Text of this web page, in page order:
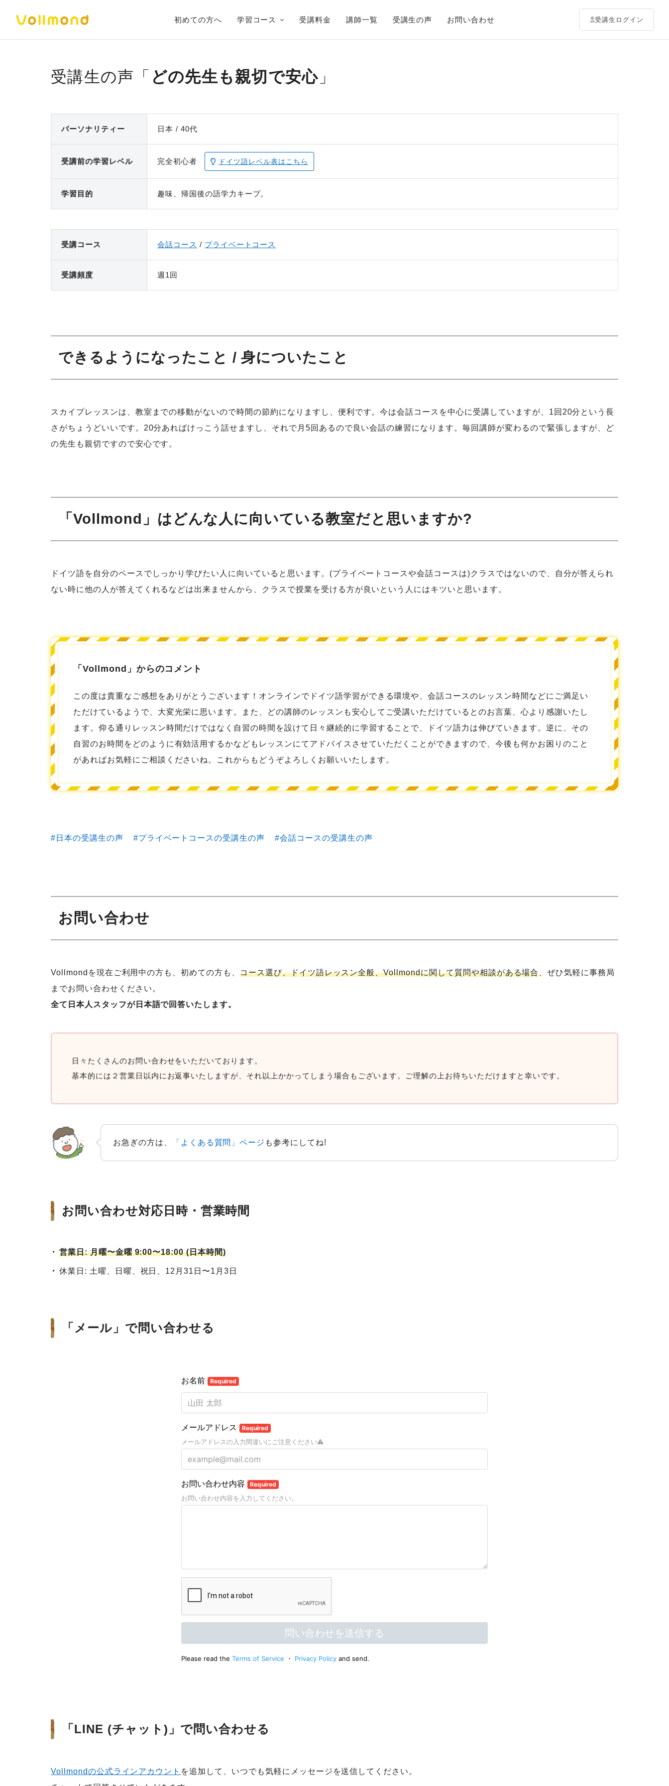
初めての方へ 学習コース 受講料金 講師一覧 受講生の声 お問い合わせ 受講生ログイン
どの先生も親切で安心
パーソナ リティー 日本 40代
受講前の学習レベル 完全初心者 ドイツ語レベル表はこちら
学習目的 趣味、帰国後の語学力キープ。
受講コース 会話コース プライベートコース
受講頻度 週1回
できるようになったこと / 身についたこと
スカイプレッスンは、教室までの移動がないので時間の節約になりますし、便利です。今は会話コースを中心に受講していますが、1回20分という長
さがちょうどいいです。20分あればけっこう話せますし、それで月5回あるので良い会話の練習になります。毎回講師が変わるので緊張しますが、ど
の先生も親切ですので安心です。
「Vollmond」はどんな人に向いている教室だと思いますか?
ドイツ語を自分のペースでしっかり学びたい人に向いていると思います。(プライベートコースや会話コースは)クラスではないので、自分が答えられ
ない時に他の人が答えてくれるなどは出来ませんから、クラスで授業を受ける方が良いという人にはキツいと思います。
「Vollmond」からのコメント
この度は貴重なご感想をありがとうございます！オンラインでドイツ語学習ができる環境や、会話コースのレッスン時間などにご満足い
ただけているようで、大変光栄に思います。また、どの講師のレッスンも安心してご受講いただけているとのお言葉、心より感謝いたし
ます。仰る通りレッスン時間だけではなく自習の時間を設けて日々継続的に学習することで、ドイツ語力は伸びていきます。逆に、その
自習のお時間をどのように有効活用するかなどもレッスンにてアドバイスさせていただくことができますので、今後も何かお困りのこと
があればお気軽にご相談くださいね。これからもどうぞよろしくお願いいたします。
日本の受講生の声 プライベートコースの受講生の声 会話コースの受講生の声
お問い合わせ
Vollmondを現在ご利用中の方も、初めての方も、 コース選び、ドイツ語レッスン全般、Vollmondに関して質問や相談がある場合 、ぜひ気軽に事務局
までお問い合わせください。
全て日本人スタッフが日本語で回答いたします。
日々たくさんのお問い合わせをいただいております。
基本的には２営業日以内にお返事いたしますが、それ以上かかってしまう場合もございます。ご理解の上お待ちいただけますと幸いです。
お急ぎの方は、 「よくある質問」ページ も参考にしてね!
お問い合わせ対応日時・営業時間
営業日: 月曜〜金曜 9:00〜18:00 (日本時間)
休業日: 土曜、日曜、祝日、12月31日〜1月3日
「メール」で問い合わせる
「LINE (チャット)」で問い合わせる
Vollmondの公式ラインアカウント を追加して、いつでも気軽にメッセージを送信してください。